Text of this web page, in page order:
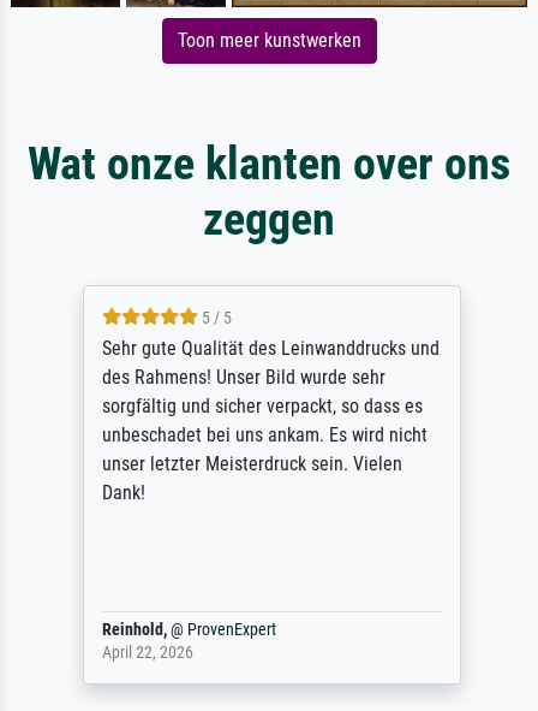
Toon meer kunstwerken
Wat onze klanten over ons
zeggen
5 / 5
Sehr gute Qualität des Leinwanddrucks und
des Rahmens! Unser Bild wurde sehr
sorgfältig und sicher verpackt, so dass es
unbeschadet bei uns ankam. Es wird nicht
unser letzter Meisterdruck sein. Vielen
Dank!
Reinhold,@ ProvenExpert
April 22, 2026